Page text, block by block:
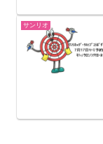
サンリオ